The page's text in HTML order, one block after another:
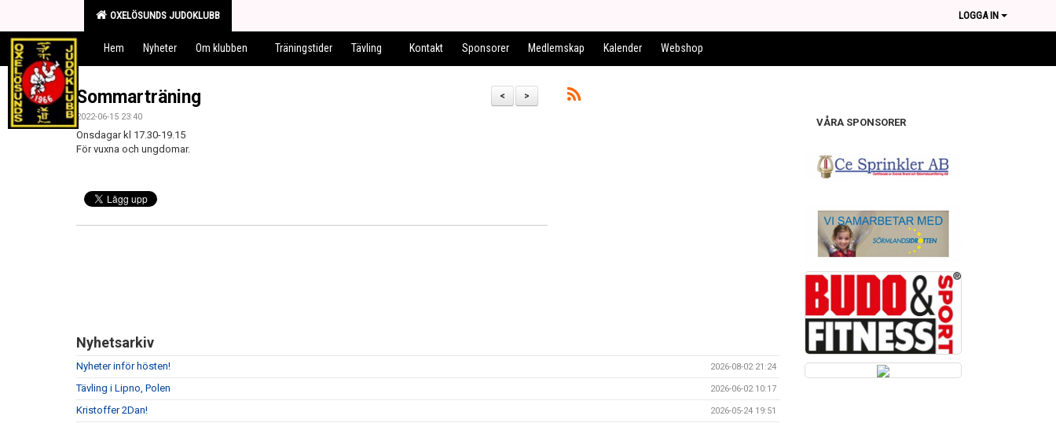
OXELÖSUNDS JUDOKLUBB LOGGA IN
Hem Nyheter Om klubben Träningstider Tävling Kontakt Sponsorer Medlemskap Kalender Webshop
>
<
Sommarträning
2022-06-15 23:40
Onsdagar kl 17.30-19.15
För vuxna och ungdomar.
Nyhetsarkiv
Nyheter inför hösten! 2026-08-02 21:24
Tävling i Lipno, Polen 2026-06-02 10:17
Kristoffer 2Dan! 2026-05-24 19:51
VÅRA SPONSORER